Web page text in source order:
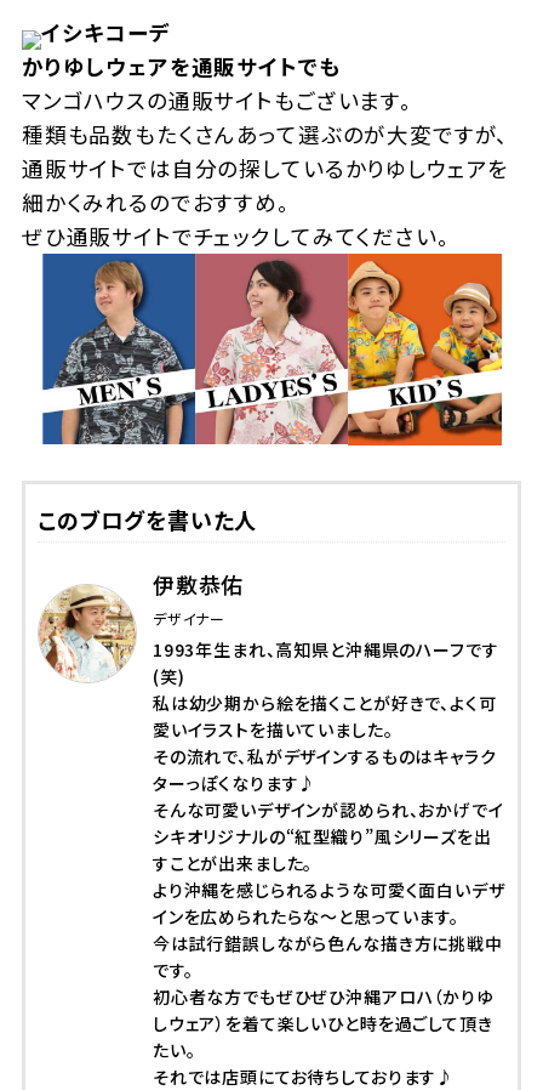
イシキコーデ
かりゆしウェアを通販サイトでも
マンゴハウスの通販サイトもございます。
種類も品数もたくさんあって選ぶのが大変ですが、
通販サイトでは自分の探しているかりゆしウェアを
細かくみれるのでおすすめ。
ぜひ通販サイトでチェックしてみてください。
このブログを書いた人
伊敷恭佑
デザイナー
1993年生まれ、高知県と沖縄県のハーフです
(笑)
私は幼少期から絵を描くことが好きで、よく可
愛いイラストを描いていました。
その流れで、私がデザインするものはキャラク
ターっぽくなります♪
そんな可愛いデザインが認められ、おかげでイ
シキオリジナルの“紅型織り”風シリーズを出
すことが出来ました。
より沖縄を感じられるような可愛く面白いデザ
インを広められたらな～と思っています。
今は試行錯誤しながら色んな描き方に挑戦中
です。
初心者な方でもぜひぜひ沖縄アロハ（かりゆ
しウェア）を着て楽しいひと時を過ごして頂き
たい。
それでは店頭にてお待ちしております♪